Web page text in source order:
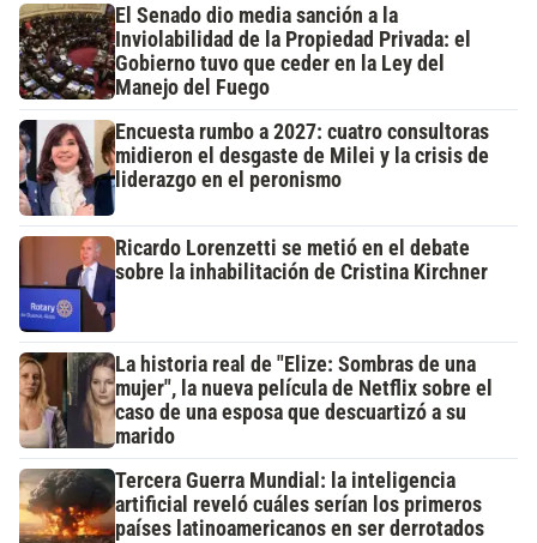
El Senado dio media sanción a la
Inviolabilidad de la Propiedad Privada: el
Gobierno tuvo que ceder en la Ley del
Manejo del Fuego
Encuesta rumbo a 2027: cuatro consultoras
midieron el desgaste de Milei y la crisis de
liderazgo en el peronismo
Ricardo Lorenzetti se metió en el debate
sobre la inhabilitación de Cristina Kirchner
La historia real de "Elize: Sombras de una
mujer", la nueva película de Netflix sobre el
caso de una esposa que descuartizó a su
marido
Tercera Guerra Mundial: la inteligencia
artificial reveló cuáles serían los primeros
países latinoamericanos en ser derrotados